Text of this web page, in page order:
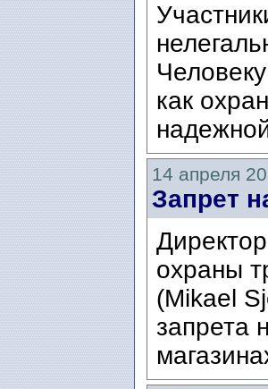
как
14 апреля
Запрет
охраны
(Mikael
запрета